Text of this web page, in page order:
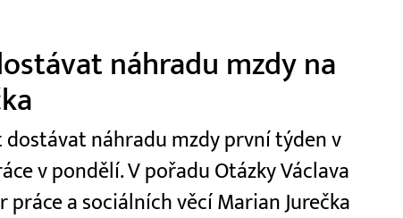
náhradu mzdy na
náhradu mzdy první týden v
v pondělí. V pořadu Otázky Václava
a sociálních věcí Marian Jurečka